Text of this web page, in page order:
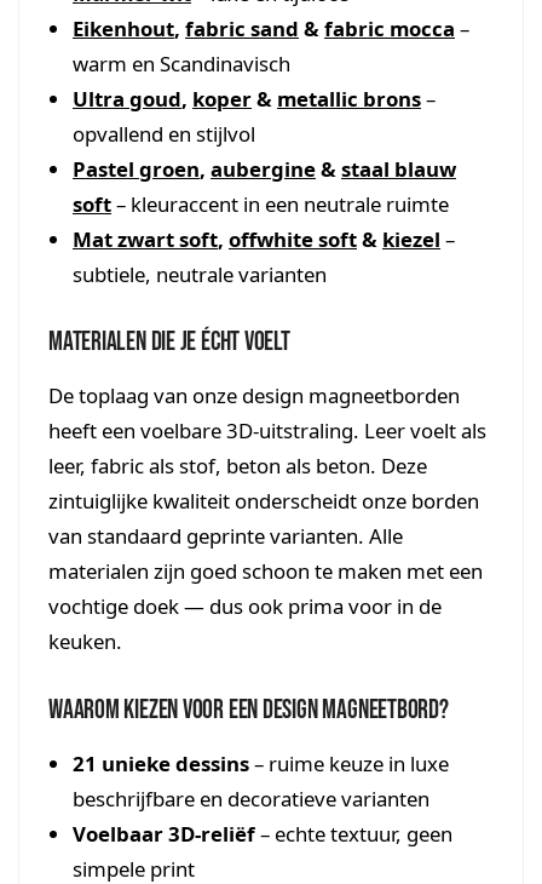
Eikenhout, fabric sand &fabric mocca –
warm en Scandinavisch
Ultra goud, koper& metallic brons–
opvallend en stijlvol
Pastel groen, aubergine&staal blauw
soft– kleuraccent in een neutrale ruimte
Mat zwart soft, offwhite soft& kiezel –
subtiele, neutrale varianten
Materialen die je écht voelt
De toplaag van onze design magneetborden
heeft een voelbare 3D-uitstraling. Leer voelt als
leer, fabric als stof, beton als beton. Deze
zintuiglijke kwaliteit onderscheidt onze borden
van standaard geprinte varianten. Alle
materialen zijn goed schoon te maken met een
vochtige doek — dus ook prima voor in de
keuken.
Waarom kiezen voor een design magneetbord?
21 unieke dessins– ruime keuze in luxe
beschrijfbare en decoratieve varianten
Voelbaar 3D-reliëf– echte textuur, geen
simpele print